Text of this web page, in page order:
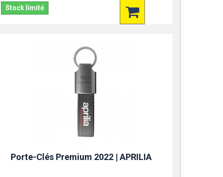
Stock limité
Porte-Clés Premium 2022 | APRILIA